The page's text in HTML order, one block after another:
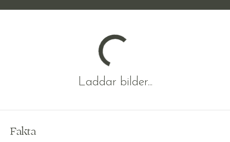
Laddar bilder...
Fakta